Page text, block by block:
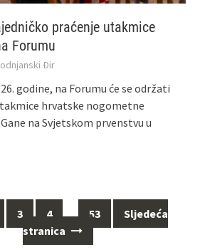
praćenje utakmice
Forumu
Đir
godine, na Forumu će se održati
hrvatske nogometne
na Svjetskom prvenstvu u
3 4 … 53
Sljedeća
stranica